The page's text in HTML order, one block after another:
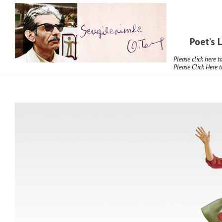
Please click here
Please Click Here
Poet’s